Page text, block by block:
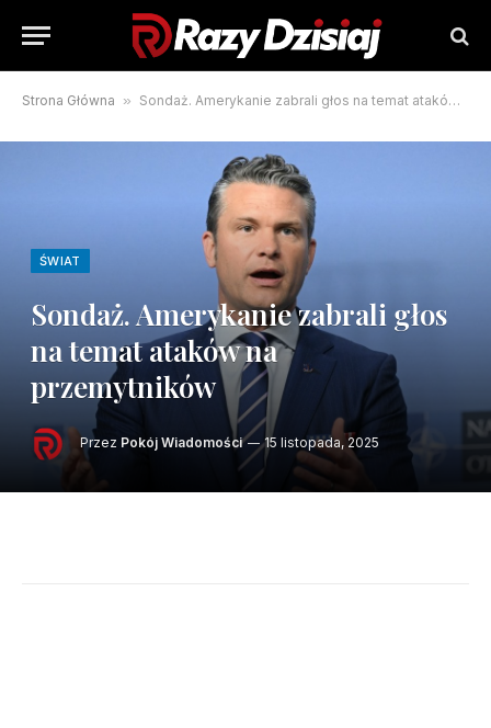
Strona Główna » Sondaż. Amerykanie zabrali głos na temat ataków na przemytników
ŚWIAT
Sondaż. Amerykanie zabrali głos
na temat ataków na
przemytników
Przez Pokój Wiadomości 15 listopada, 2025